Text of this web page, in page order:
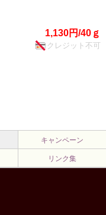
1,130円/40ｇ
クレジット不可
キャンペーン
リンク集